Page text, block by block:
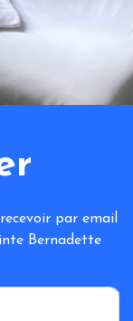
par email
Bernadette
*